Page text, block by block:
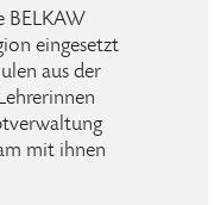
BELKAW
eingesetzt
aus der
mit ihnen